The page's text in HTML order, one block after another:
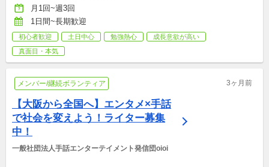
月1回~週3回
1日間~長期歓迎
初心者歓迎 土日中心 勉強熱心
成長意欲が高い
真面目・本気
メンバー/継続ボランティア 3ヶ月前
【大阪から全国へ】エンタメ×手話
で社会を変えよう！ライター募集
中！
一般社団法人手話エンターテイメント発信団oioi